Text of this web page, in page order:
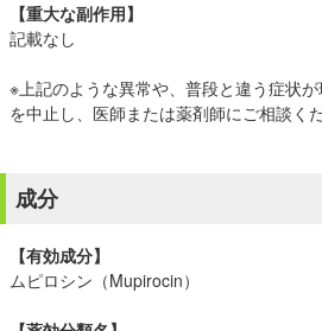
【重大な副作用】
記載なし
※上記のような異常や、普段と違う症状
を中止し、医師または薬剤師にご相談くだ
成分
【有効成分】
ムピロシン（Mupirocin）